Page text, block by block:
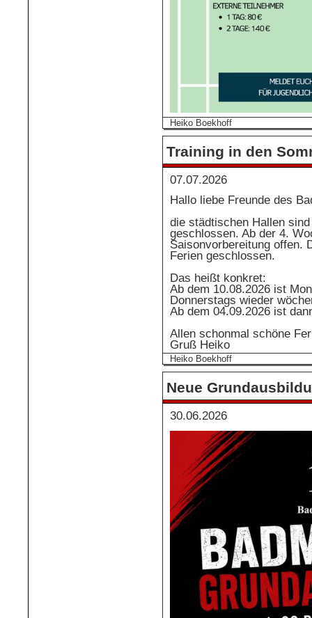
Heiko Boekhoff
Training in den
07.07.2026
Hallo liebe Freunde des
die städtischen Hallen
geschlossen. Ab der 4.
Saisonvorbereitung offen.
Ferien geschlossen.
Das heißt konkret:
Ab dem 10.08.2026 ist
Donnerstags wieder
Ab dem 04.09.2026 ist
Allen schonmal schöne
Gruß Heiko
Heiko Boekhoff
Neue
30.06.2026